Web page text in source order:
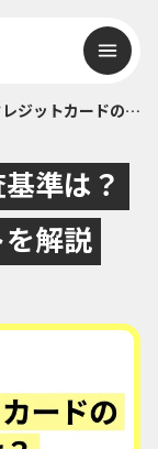
クレジットカードの審査基準は？落ちないためのポイントを解説
準は？
解説